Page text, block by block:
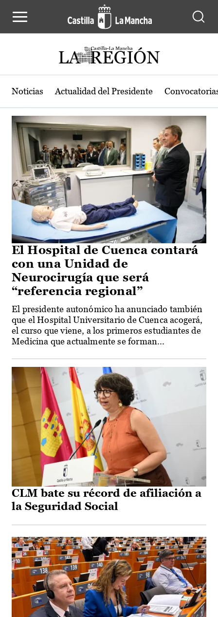
Actualidad de la región de Castilla-
Noticias Actualidad del Presidente
El Hospital de Cuenca contará
con una Unidad de
Neurocirugía que será
“referencia regional”
El presidente autonómico ha anunciado también
que el Hospital Universitario de Cuenca acogerá,
el curso que viene, a los primeros estudiantes de
Medicina que actualmente se forman...
CLM bate su récord de afiliación a
la Seguridad Social